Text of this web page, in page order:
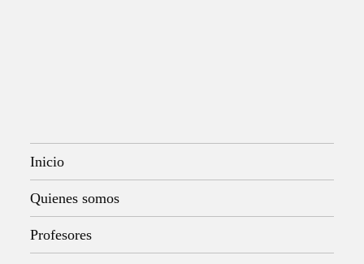
Inicio
Quienes somos
Profesores